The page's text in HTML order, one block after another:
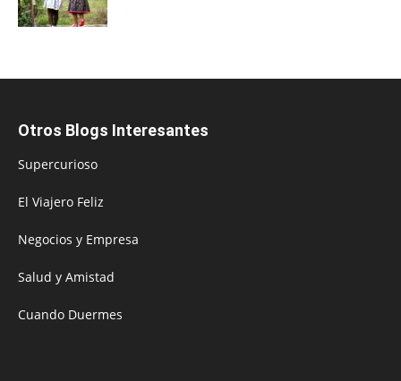
Otros Blogs Interesantes
Supercurioso
El Viajero Feliz
Negocios y Empresa
Salud y Amistad
Cuando Duermes